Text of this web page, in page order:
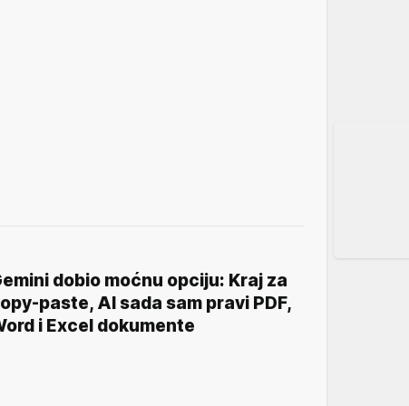
dobio moćnu opciju: Kraj za
paste, AI sada sam pravi PDF,
i Excel dokumente